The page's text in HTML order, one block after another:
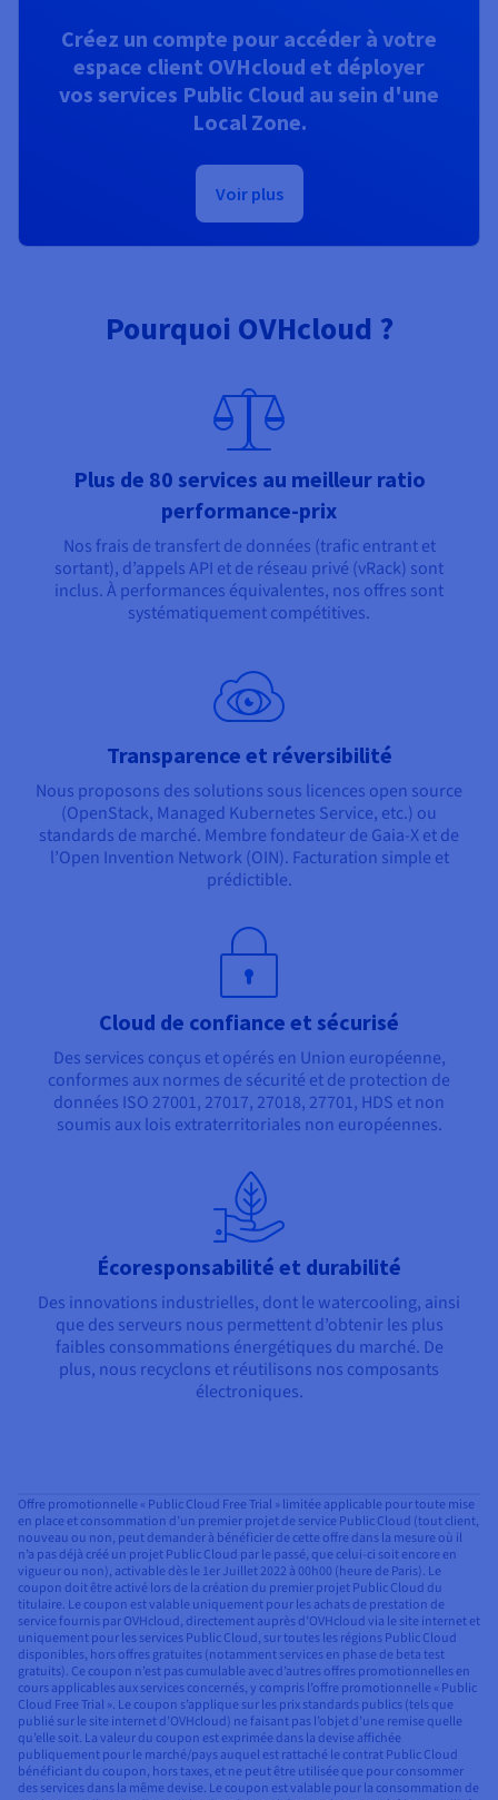
Créez un compte pour accéder à votre
espace client OVHcloud et déployer
vos services Public Cloud au sein d'une
Local Zone.
Voir plus
Pourquoi OVHcloud ?
Plus de 80 services au meilleur ratio
performance-prix
Nos frais de transfert de données (trafic entrant et
sortant), d’appels API et de réseau privé (vRack) sont
inclus. À performances équivalentes, nos offres sont
systématiquement compétitives.
Transparence et réversibilité
Nous proposons des solutions sous licences open source
(OpenStack, Managed Kubernetes Service, etc.) ou
standards de marché. Membre fondateur de Gaia-X et de
l’Open Invention Network (OIN). Facturation simple et
prédictible.
Cloud de confiance et sécurisé
Des services conçus et opérés en Union européenne,
conformes aux normes de sécurité et de protection de
données ISO 27001, 27017, 27018, 27701, HDS et non
soumis aux lois extraterritoriales non européennes.
Écoresponsabilité et durabilité
Des innovations industrielles, dont le watercooling, ainsi
que des serveurs nous permettent d’obtenir les plus
faibles consommations énergétiques du marché. De
plus, nous recyclons et réutilisons nos composants
électroniques.
Offre promotionnelle « Public Cloud Free Trial » limitée applicable pour toute mise
en place et consommation d’un premier projet de service Public Cloud (tout client,
nouveau ou non, peut demander à bénéficier de cette offre dans la mesure où il
n’a pas déjà créé un projet Public Cloud par le passé, que celui-ci soit encore en
vigueur ou non), activable dès le 1er Juillet 2022 à 00h00 (heure de Paris). Le
coupon doit être activé lors de la création du premier projet Public Cloud du
titulaire. Le coupon est valable uniquement pour les achats de prestation de
service fournis par OVHcloud, directement auprès d’OVHcloud via le site internet et
uniquement pour les services Public Cloud, sur toutes les régions Public Cloud
disponibles, hors offres gratuites (notamment services en phase de beta test
gratuits). Ce coupon n’est pas cumulable avec d’autres offres promotionnelles en
cours applicables aux services concernés, y compris l’offre promotionnelle « Public
Cloud Free Trial ». Le coupon s’applique sur les prix standards publics (tels que
publié sur le site internet d’OVHcloud) ne faisant pas l’objet d’une remise quelle
qu’elle soit. La valeur du coupon est exprimée dans la devise affichée
publiquement pour le marché/pays auquel est rattaché le contrat Public Cloud
bénéficiant du coupon, hors taxes, et ne peut être utilisée que pour consommer
des services dans la même devise. Le coupon est valable pour la consommation de